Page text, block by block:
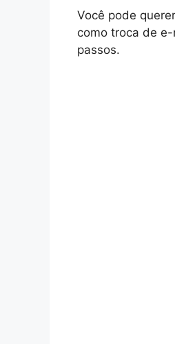
Você pode
como troca de
passos.